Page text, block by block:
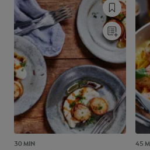
30 MIN 45